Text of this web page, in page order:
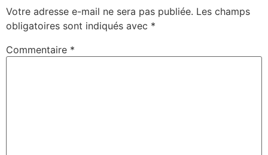
Votre adresse e-mail ne sera pas publiée. Les champs
obligatoires sont indiqués avec *
Commentaire *